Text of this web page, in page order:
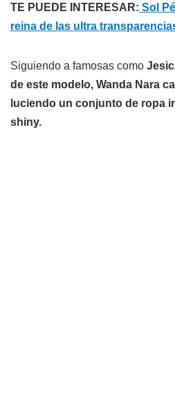
TE PUEDE INTERESAR: Sol
reina de las ultra
Siguiendo a famosas como
de este modelo, Wanda Nara
luciendo un conjunto de ropa
shiny.